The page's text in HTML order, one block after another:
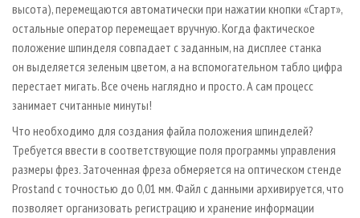
высота), перемещаются автоматически при нажатии кнопки «Старт»,
остальные оператор перемещает вручную. Когда фактическое
положение шпинделя совпадает с заданным, на дисплее станка
он выделяется зеленым цветом, а на вспомогательном табло цифра
перестает мигать. Все очень наглядно и просто. А сам процесс
занимает считанные минуты!
Что необходимо для создания файла положения шпинделей?
Требуется ввести в соответствующие поля программы управления
размеры фрез. Заточенная фреза обмеряется на оптическом стенде
Prostand с точностью до 0,01 мм. Файл с данными архивируется, что
позволяет организовать регистрацию и хранение информации